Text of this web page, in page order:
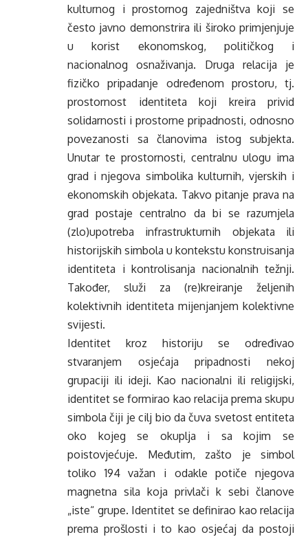
kulturnog i prostornog zajedništva koji se
često javno demonstrira ili široko primjenjuje
u korist ekonomskog, političkog i
nacionalnog osnaživanja. Druga relacija je
fizičko pripadanje određenom prostoru, tj.
prostornost identiteta koji kreira privid
solidarnosti i prostorne pripadnosti, odnosno
povezanosti sa članovima istog subjekta.
Unutar te prostornosti, centralnu ulogu ima
grad i njegova simbolika kulturnih, vjerskih i
ekonomskih objekata. Takvo pitanje prava na
grad postaje centralno da bi se razumjela
(zlo)upotreba infrastrukturnih objekata ili
historijskih simbola u kontekstu konstruisanja
identiteta i kontrolisanja nacionalnih težnji.
Također, služi za (re)kreiranje željenih
kolektivnih identiteta mijenjanjem kolektivne
svijesti.
Identitet kroz historiju se određivao
stvaranjem osjećaja pripadnosti nekoj
grupaciji ili ideji. Kao nacionalni ili religijski,
identitet se formirao kao relacija prema skupu
simbola čiji je cilj bio da čuva svetost entiteta
oko kojeg se okuplja i sa kojim se
poistovjećuje. Međutim, zašto je simbol
toliko 194 važan i odakle potiče njegova
magnetna sila koja privlači k sebi članove
„iste“ grupe. Identitet se definirao kao relacija
prema prošlosti i to kao osjećaj da postoji